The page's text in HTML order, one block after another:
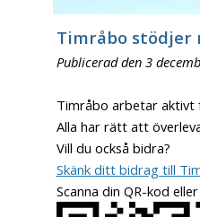
Timråbo stödjer
Publicerad den 3
Timråbo arbetar aktivt
Alla har rätt att
Vill du också bidra?
Skänk ditt bidrag till
Scanna din QR-kod